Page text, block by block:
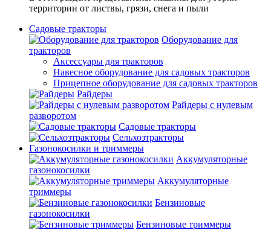
территории от листвы, грязи, снега и пыли
Садовые тракторы
Оборудование для
тракторов
Аксессуары для тракторов
Навесное оборудование для садовых тракторов
Прицепное оборудование для садовых тракторов
Райдеры
Райдеры с нулевым
разворотом
Садовые тракторы
Сельхозтракторы
Газонокосилки и триммеры
Аккумуляторные
газонокосилки
Аккумуляторные
триммеры
Бензиновые
газонокосилки
Бензиновые триммеры